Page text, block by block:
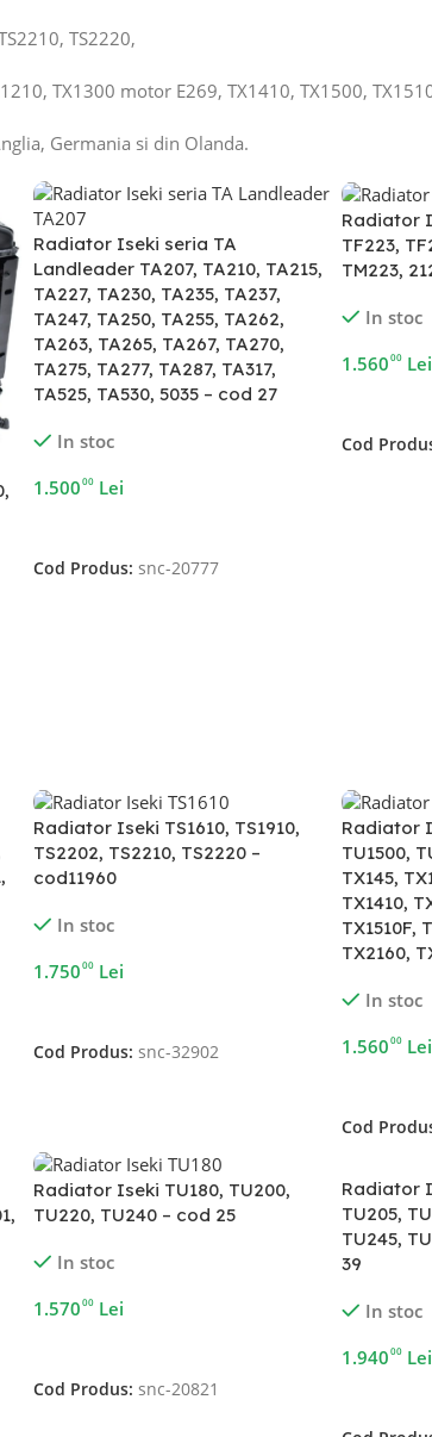
TS2220,
TX1300 motor E269, TX1410, TX1500,
Germania si din Olanda.
Radiator Iseki seria TA
Landleader TA207, TA210, TA215,
TA227, TA230, TA235, TA237,
TA247, TA250, TA255, TA262,
TA263, TA265, TA267, TA270,
TA275, TA277, TA287, TA317,
TA525, TA530, 5035 – cod 27
In stoc
1.50000 Lei
Cod Produs:snc-20777
Radiator
TF223,
TM223,
In stoc
1.560 00 Lei
Cod
Radiator Iseki TS1610, TS1910,
TS2202, TS2210, TS2220 –
cod11960
In stoc
1.75000 Lei
Cod Produs:snc-32902
Radiator
TU1500,
TX145,
TX1410,
TX1510F,
TX2160,
In stoc
1.560 00 Lei
Cod
Radiator Iseki TU180, TU200,
TU220, TU240 – cod 25
In stoc
1.57000 Lei
Cod Produs:snc-20821
Radiator
TU205,
TU245,
39
In stoc
1.940 00 Lei